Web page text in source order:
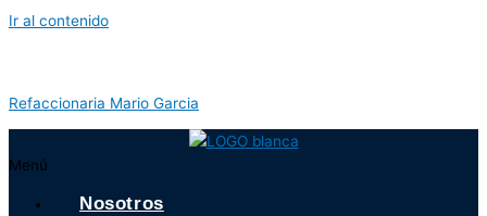
Ir al contenido
Refaccionaria Mario Garcia
Menú
Nosotros